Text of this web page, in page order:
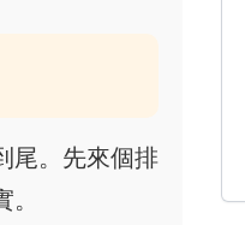
尾。先來個排